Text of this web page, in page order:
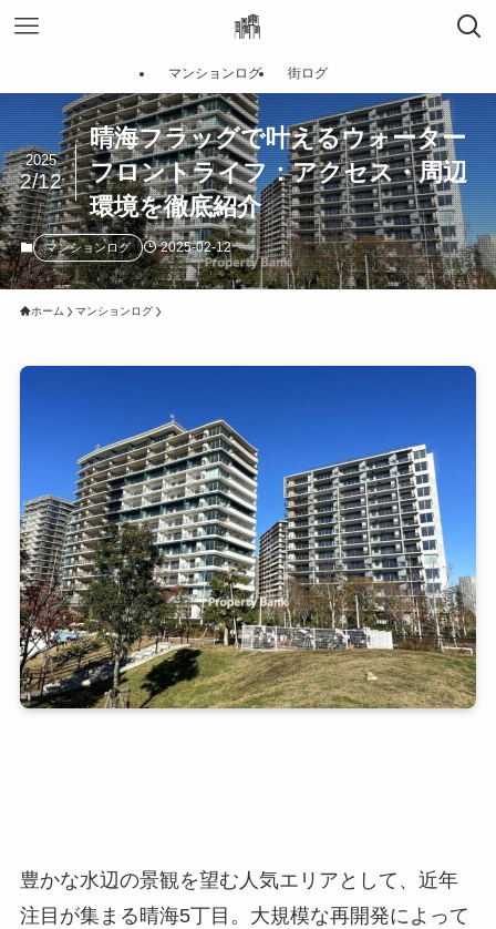
マンションログ 街ログ
晴海フラッグで叶えるウォーター
フロントライフ：アクセス・周辺
環境を徹底紹介
2025
2/12
マンションログ 2025-02-12
ホーム マンションログ
豊かな水辺の景観を望む人気エリアとして、近年
注目が集まる晴海5丁目。大規模な再開発によって